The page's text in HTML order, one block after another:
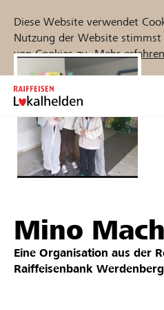
Diese Website verwendet
Nutzung der Website stimmst
von Cookies zu.Mehr erfahren
Zum
Inhalt
springen
Unterstützen
Projekte und Organisationen
Jetzt
Mino
Eine Organisation aus der
Raiffeisenbank Werdenberg